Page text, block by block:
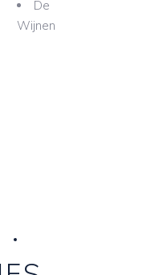
De
Wijnen